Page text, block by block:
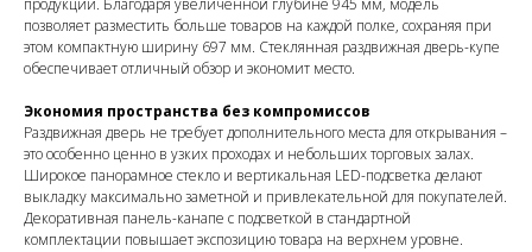
продукции. Благодаря увеличенной глубине 945 мм, модель
позволяет разместить больше товаров на каждой полке, сохраняя при
этом компактную ширину 697 мм. Стеклянная раздвижная дверь-купе
обеспечивает отличный обзор и экономит место.
Экономия пространства без компромиссов
Раздвижная дверь не требует дополнительного места для открывания –
это особенно ценно в узких проходах и небольших торговых залах.
Широкое панорамное стекло и вертикальная LED-подсветка делают
выкладку максимально заметной и привлекательной для покупателей.
Декоративная панель-канапе с подсветкой в стандартной
комплектации повышает экспозицию товара на верхнем уровне.